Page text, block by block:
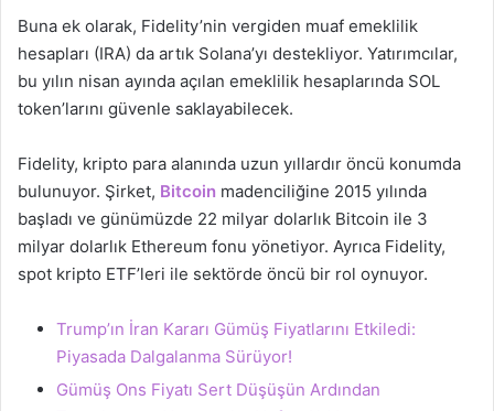
Buna ek olarak, Fidelity’nin vergiden muaf emeklilik
hesapları (IRA) da artık Solana’yı destekliyor. Yatırımcılar,
bu yılın nisan ayında açılan emeklilik hesaplarında SOL
token’larını güvenle saklayabilecek.
Fidelity, kripto para alanında uzun yıllardır öncü konumda
bulunuyor. Şirket, Bitcoin madenciliğine 2015 yılında
başladı ve günümüzde 22 milyar dolarlık Bitcoin ile 3
milyar dolarlık Ethereum fonu yönetiyor. Ayrıca Fidelity,
spot kripto ETF’leri ile sektörde öncü bir rol oynuyor.
Trump’ın İran Kararı Gümüş Fiyatlarını Etkiledi:
Piyasada Dalgalanma Sürüyor!
Gümüş Ons Fiyatı Sert Düşüşün Ardından